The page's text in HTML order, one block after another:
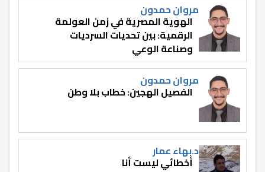
مروان حمدون
الهوية المصرية في زمن العولمة
الرقمية: بين تحديات السرديات
وصناعة الوعي
مروان حمدون
الفصيل الهجين: خطاب بلا وطن
د.بهاء عمار
أخطائي ليست أنا